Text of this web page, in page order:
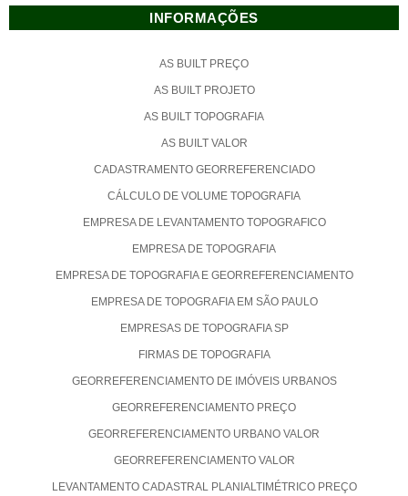
INFORMAÇÕES
AS BUILT PREÇO
AS BUILT PROJETO
AS BUILT TOPOGRAFIA
AS BUILT VALOR
CADASTRAMENTO GEORREFERENCIADO
CÁLCULO DE VOLUME TOPOGRAFIA
EMPRESA DE LEVANTAMENTO TOPOGRAFICO
EMPRESA DE TOPOGRAFIA
EMPRESA DE TOPOGRAFIA E GEORREFERENCIAMENTO
EMPRESA DE TOPOGRAFIA EM SÃO PAULO
EMPRESAS DE TOPOGRAFIA SP
FIRMAS DE TOPOGRAFIA
GEORREFERENCIAMENTO DE IMÓVEIS URBANOS
GEORREFERENCIAMENTO PREÇO
GEORREFERENCIAMENTO URBANO VALOR
GEORREFERENCIAMENTO VALOR
LEVANTAMENTO CADASTRAL PLANIALTIMÉTRICO PREÇO